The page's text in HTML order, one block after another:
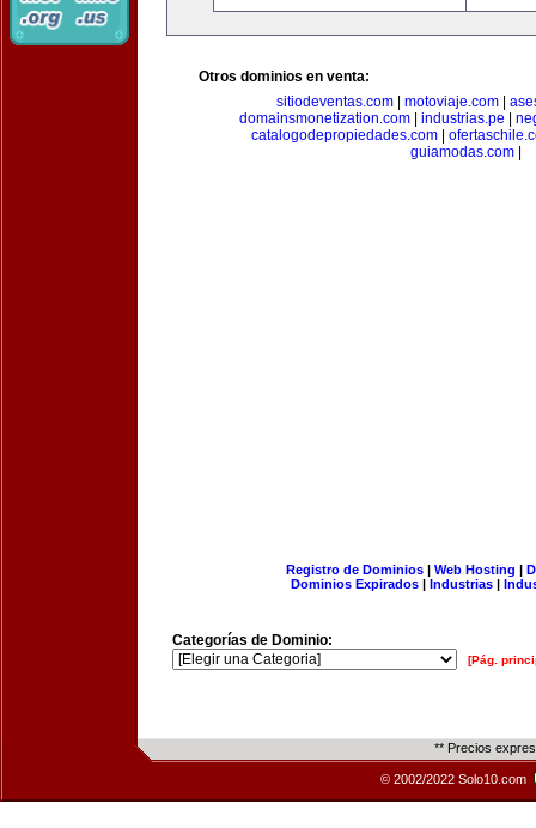
Otros dominios en venta:
sitiodeventas.com
motoviaje.com
domainsmonetization.com| industrias.pe
catalogodepropiedades.com|
guiamodas.com|
Registro de Dominios| Web Hosting |
Dominios Expirados | Industrias |
Categorías de Dominio:
[Pág.
** Precios
© 2002/2022 Solo10.com